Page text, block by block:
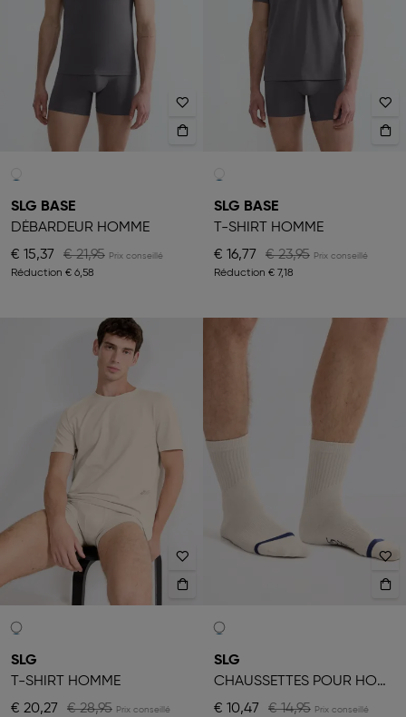
SLG BASE
DÉBARDEUR HOMME
€ 15,37
€ 21,95
Réduction € 6,58
SLG BASE
T-SHIRT HOMME
€ 16,77
€ 23,95
Réduction € 7,18
SLG
T-SHIRT HOMME
€ 20,27
€ 28,95
SLG
CHAUSSETTES POUR HOMME
€ 10,47
€ 14,95